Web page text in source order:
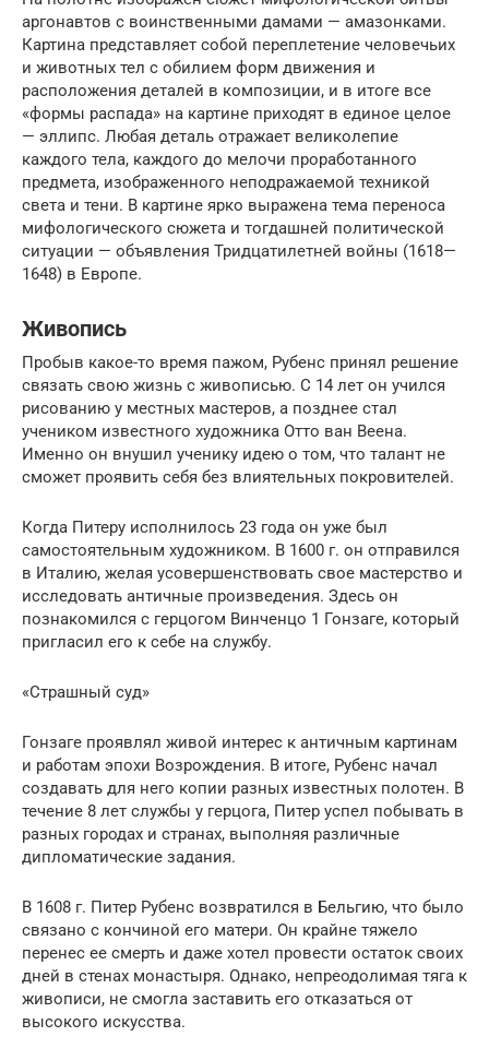
аргонавтов с воинственными дамами — амазонками.
Картина представляет собой переплетение человечьих
и животных тел с обилием форм движения и
расположения деталей в композиции, и в итоге все
«формы распада» на картине приходят в единое целое
— эллипс. Любая деталь отражает великолепие
каждого тела, каждого до мелочи проработанного
предмета, изображенного неподражаемой техникой
света и тени. В картине ярко выражена тема переноса
мифологического сюжета и тогдашней политической
ситуации — объявления Тридцатилетней войны (1618—
1648) в Европе.
Живопись
Пробыв какое-то время пажом, Рубенс принял решение
связать свою жизнь с живописью. С 14 лет он учился
рисованию у местных мастеров, а позднее стал
учеником известного художника Отто ван Веена.
Именно он внушил ученику идею о том, что талант не
сможет проявить себя без влиятельных покровителей.
Когда Питеру исполнилось 23 года он уже был
самостоятельным художником. В 1600 г. он отправился
в Италию, желая усовершенствовать свое мастерство и
исследовать античные произведения. Здесь он
познакомился с герцогом Винченцо 1 Гонзаге, который
пригласил его к себе на службу.
«Страшный суд»
Гонзаге проявлял живой интерес к античным картинам
и работам эпохи Возрождения. В итоге, Рубенс начал
создавать для него копии разных известных полотен. В
течение 8 лет службы у герцога, Питер успел побывать в
разных городах и странах, выполняя различные
дипломатические задания.
В 1608 г. Питер Рубенс возвратился в Бельгию, что было
связано с кончиной его матери. Он крайне тяжело
перенес ее смерть и даже хотел провести остаток своих
дней в стенах монастыря. Однако, непреодолимая тяга к
живописи, не смогла заставить его отказаться от
высокого искусства.